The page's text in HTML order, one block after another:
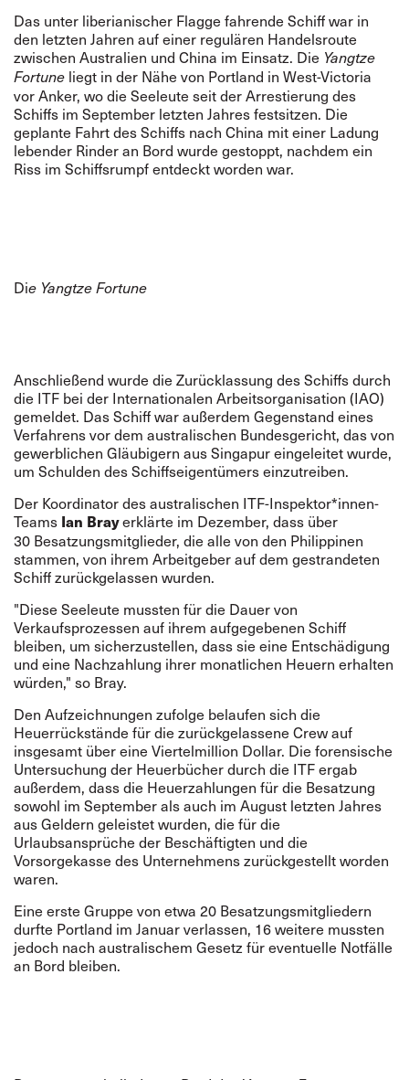
Das unter liberianischer Flagge fahrende Schiff war in
den letzten Jahren auf einer regulären Handelsroute
zwischen Australien und China im Einsatz. Die Yangtze
Fortune liegt in der Nähe von Portland in West-Victoria
vor Anker, wo die Seeleute seit der Arrestierung des
Schiffs im September letzten Jahres festsitzen. Die
geplante Fahrt des Schiffs nach China mit einer Ladung
lebender Rinder an Bord wurde gestoppt, nachdem ein
Riss im Schiffsrumpf entdeckt worden war.
Die Yangtze Fortune
Anschließend wurde die Zurücklassung des Schiffs durch
die ITF bei der Internationalen Arbeitsorganisation (IAO)
gemeldet. Das Schiff war außerdem Gegenstand eines
Verfahrens vor dem australischen Bundesgericht, das von
gewerblichen Gläubigern aus Singapur eingeleitet wurde,
um Schulden des Schiffseigentümers einzutreiben.
Der Koordinator des australischen ITF-Inspektor*innen-
Teams Ian Brayerklärte im Dezember, dass über
30 Besatzungsmitglieder, die alle von den Philippinen
stammen, von ihrem Arbeitgeber auf dem gestrandeten
Schiff zurückgelassen wurden.
"Diese Seeleute mussten für die Dauer von
Verkaufsprozessen auf ihrem aufgegebenen Schiff
bleiben, um sicherzustellen, dass sie eine Entschädigung
und eine Nachzahlung ihrer monatlichen Heuern erhalten
würden," so Bray.
Den Aufzeichnungen zufolge belaufen sich die
Heuerrückstände für die zurückgelassene Crew auf
insgesamt über eine Viertelmillion Dollar. Die forensische
Untersuchung der Heuerbücher durch die ITF ergab
außerdem, dass die Heuerzahlungen für die Besatzung
sowohl im September als auch im August letzten Jahres
aus Geldern geleistet wurden, die für die
Urlaubsansprüche der Beschäftigten und die
Vorsorgekasse des Unternehmens zurückgestellt worden
waren.
Eine erste Gruppe von etwa 20 Besatzungsmitgliedern
durfte Portland im Januar verlassen, 16 weitere mussten
jedoch nach australischem Gesetz für eventuelle Notfälle
an Bord bleiben.